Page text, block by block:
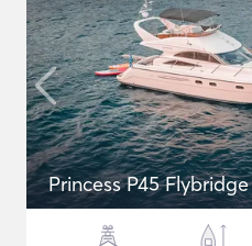
Princess P45 Flybridge